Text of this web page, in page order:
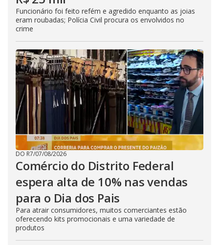
Funcionário foi feito refém e agredido enquanto as joias
eram roubadas; Polícia Civil procura os envolvidos no
crime
DO R7/07/08/2026
Comércio do Distrito Federal
espera alta de 10% nas vendas
para o Dia dos Pais
Para atrair consumidores, muitos comerciantes estão
oferecendo kits promocionais e uma variedade de
produtos